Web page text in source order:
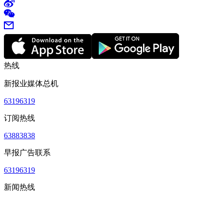
热线
新报业媒体总机
63196319
订阅热线
63883838
早报广告联系
63196319
新闻热线